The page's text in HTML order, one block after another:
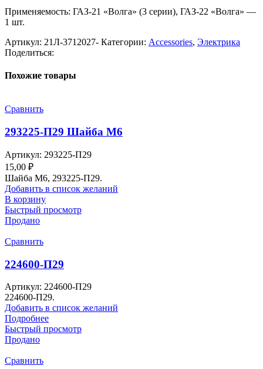
Применяемость: ГАЗ-21 «Волга» (3 серии), ГАЗ-22 «Волга» —
1 шт.
Артикул: 21Л-3712027- Категории: Accessories, Электрика
Поделиться:
Похожие товары
Сравнить
293225-П29 Шайба М6
Артикул: 293225-П29
15,00 ₽
Шайба М6, 293225-П29.
Добавить в список желаний
В корзину
Быстрый просмотр
Продано
Сравнить
224600-П29
Артикул: 224600-П29
224600-П29.
Добавить в список желаний
Подробнее
Быстрый просмотр
Продано
Сравнить